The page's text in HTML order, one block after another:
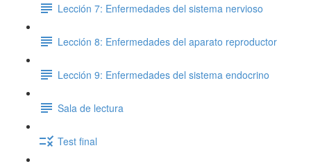
Lección 7: Enfermedades del sistema nervioso
Lección 8: Enfermedades del aparato reproductor
Lección 9: Enfermedades del sistema endocrino
Sala de lectura
Test final